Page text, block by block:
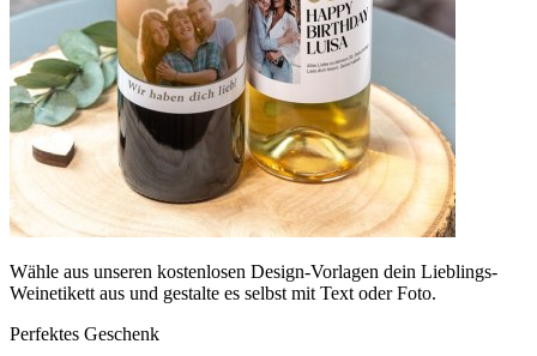
Wähle aus unseren kostenlosen Design-Vorlagen dein Lieblings-
Weinetikett aus und gestalte es selbst mit Text oder Foto.
Perfektes Geschenk